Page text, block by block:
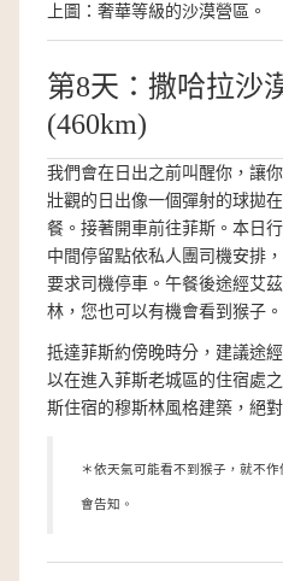
上圖：奢華等級的沙漠營區。
第8天：撒哈拉沙
(460km)
我們會在日出之前叫醒你，讓
壯觀的日出像一個彈射的球拋
餐。接著開車前往菲斯。本日
中間停留點依私人團司機安排
要求司機停車。午餐後途經艾
林，您也可以有機會看到猴子。
抵達菲斯約傍晚時分，建議途
以在進入菲斯老城區的住宿處
斯住宿的穆斯林風格建築，絕
＊依天氣可能看不到猴子，就不
會告知。